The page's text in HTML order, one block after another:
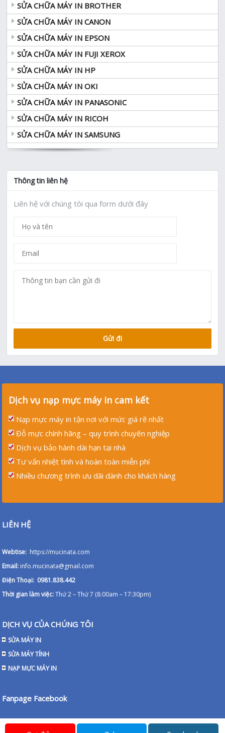
SỬA CHỮA MÁY IN BROTHER
SỬA CHỮA MÁY IN CANON
SỬA CHỮA MÁY IN EPSON
SỬA CHỮA MÁY IN FUJI XEROX
SỬA CHỮA MÁY IN HP
SỬA CHỮA MÁY IN OKI
SỬA CHỮA MÁY IN PANASONIC
SỬA CHỮA MÁY IN RICOH
SỬA CHỮA MÁY IN SAMSUNG
Thông tin liên hệ
Liên hệ với chúng tôi qua form dưới đây
Dịch vụ nạp mực máy in cam kết
Nạp mực máy in tận nơi với mức giá rẽ nhất
Đỗ mực chính hãng – quy trình chuyên nghiệp
Dịch vụ bảo hành dài hạn tại nhà
Tư vấn nhiệt tình và hoàn toàn miễn phí
Nhiều chương trình ưu dãi dành cho khách hàng
LIÊN HỆ
Webtise: https://mucinata.com
Email: info.mucinata@gmail.com
Điện Thoại: 0981.838.442
Thời gian làm việc:Thứ 2 – Thứ 7 (8:00am – 17:30pm)
DỊCH VỤ CỦA CHÚNG TÔI
SỬA MÁY IN
SỬA MÁY TÍNH
NẠP MỰC MÁY IN
Fanpage Facebook